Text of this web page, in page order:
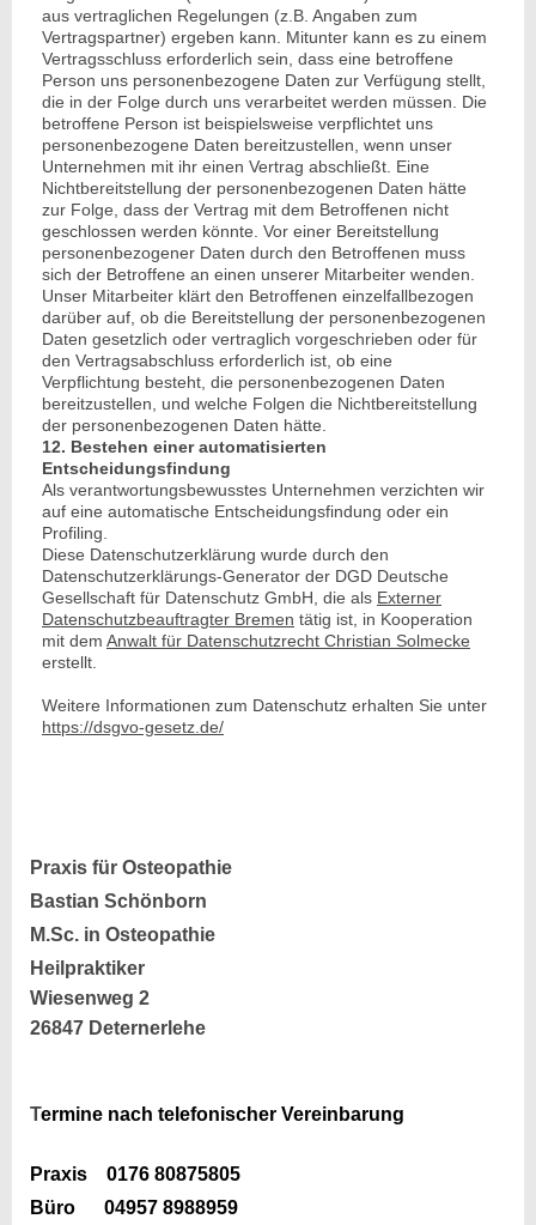
aus vertraglichen Regelungen (z.B. Angaben zum
Vertragspartner) ergeben kann. Mitunter kann es zu einem
Vertragsschluss erforderlich sein, dass eine betroffene
Person uns personenbezogene Daten zur Verfügung stellt,
die in der Folge durch uns verarbeitet werden müssen. Die
betroffene Person ist beispielsweise verpflichtet uns
personenbezogene Daten bereitzustellen, wenn unser
Unternehmen mit ihr einen Vertrag abschließt. Eine
Nichtbereitstellung der personenbezogenen Daten hätte
zur Folge, dass der Vertrag mit dem Betroffenen nicht
geschlossen werden könnte. Vor einer Bereitstellung
personenbezogener Daten durch den Betroffenen muss
sich der Betroffene an einen unserer Mitarbeiter wenden.
Unser Mitarbeiter klärt den Betroffenen einzelfallbezogen
darüber auf, ob die Bereitstellung der personenbezogenen
Daten gesetzlich oder vertraglich vorgeschrieben oder für
den Vertragsabschluss erforderlich ist, ob eine
Verpflichtung besteht, die personenbezogenen Daten
bereitzustellen, und welche Folgen die Nichtbereitstellung
der personenbezogenen Daten hätte.
12. Bestehen einer automatisierten
Entscheidungsfindung
Als verantwortungsbewusstes Unternehmen verzichten wir
auf eine automatische Entscheidungsfindung oder ein
Profiling.
Diese Datenschutzerklärung wurde durch den
Datenschutzerklärungs-Generator der DGD Deutsche
Gesellschaft für Datenschutz GmbH, die als Externer
Datenschutzbeauftragter Bremen tätig ist, in Kooperation
mit dem Anwalt für Datenschutzrecht Christian Solmecke
erstellt.
Weitere Informationen zum Datenschutz erhalten Sie unter
https://dsgvo-gesetz.de/
Praxis für Osteopathie
Bastian Schönborn
M.Sc. in Osteopathie
Heilpraktiker
Wiesenweg 2
26847 Deternerlehe
Termine nach telefonischer Vereinbarung
Praxis 0176 80875805
Büro 04957 8988959